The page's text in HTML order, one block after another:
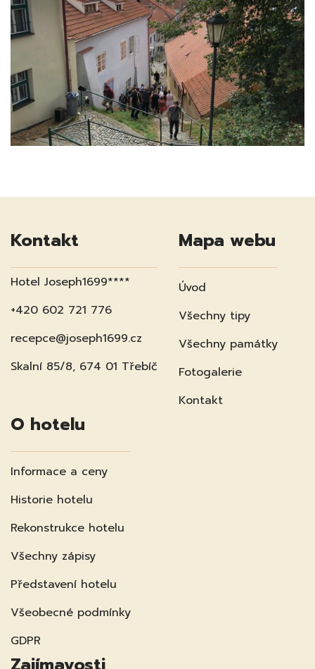
Kontakt
Hotel Joseph1699****
+420 602 721 776
recepce@joseph1699.cz
Skalní 85/8, 674 01 Třebíč
Mapa webu
Úvod
Všechny tipy
Všechny památky
Fotogalerie
Kontakt
O hotelu
Informace a ceny
Historie hotelu
Rekonstrukce hotelu
Všechny zápisy
Představení hotelu
Všeobecné podmínky
GDPR